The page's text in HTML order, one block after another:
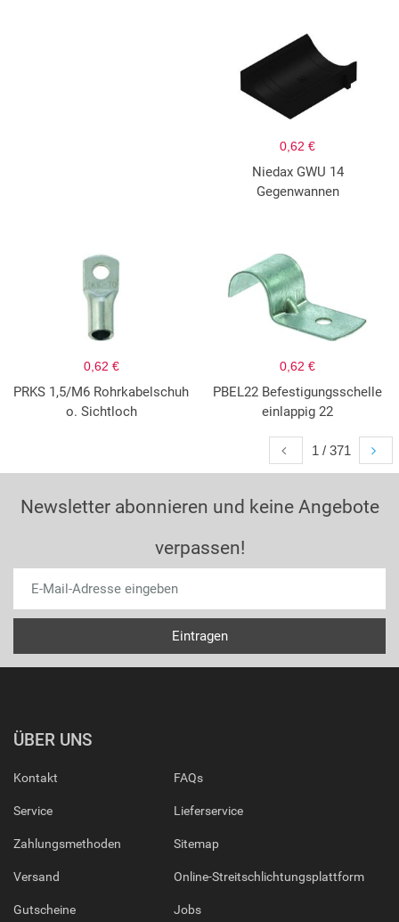
0,62 €
Niedax GWU 14
Gegenwannen
0,62 €
PRKS 1,5/M6 Rohrkabelschuh
o. Sichtloch
0,62 €
PBEL22 Befestigungsschelle
einlappig 22
1 / 371
Newsletter abonnieren und keine Angebote
verpassen!
ÜBER UNS
Kontakt
Service
Zahlungsmethoden
Versand
Gutscheine
FAQs
Lieferservice
Sitemap
Online-Streitschlichtungsplattform
Jobs